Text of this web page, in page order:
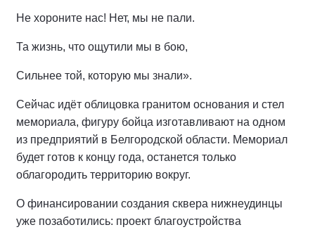
Не хороните нас! Нет, мы не пали.
Та жизнь, что ощутили мы в бою,
Сильнее той, которую мы знали».
Сейчас идёт облицовка гранитом основания и стел
мемориала, фигуру бойца изготавливают на одном
из предприятий в Белгородской области. Мемориал
будет готов к концу года, останется только
облагородить территорию вокруг.
О финансировании создания сквера нижнеудинцы
уже позаботились: проект благоустройства